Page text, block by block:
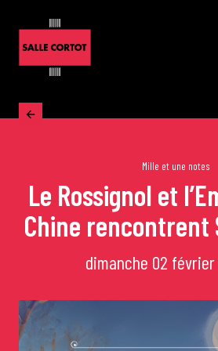
Accueil
La programmation
Les grands
Les Rencontres
Mille et une notes
Le Rossignol et
Chine rencontrent
dimanche 02 février